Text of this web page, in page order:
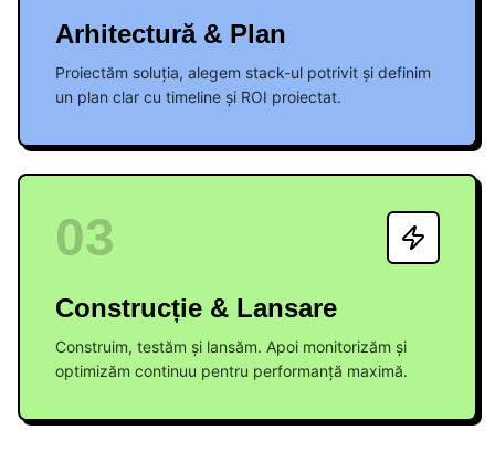
Arhitectură & Plan
Proiectăm soluția, alegem stack-ul potrivit și definim
un plan clar cu timeline și ROI proiectat.
03
Construcție & Lansare
Construim, testăm și lansăm. Apoi monitorizăm și
optimizăm continuu pentru performanță maximă.